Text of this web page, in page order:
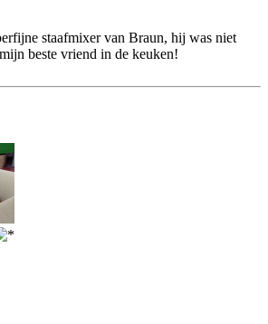
staafmixer van Braun, hij was niet
beste vriend in de keuken!